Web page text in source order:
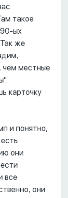
такое
90-ых
же
чем местные
карточку
и понятно,
они
все
они